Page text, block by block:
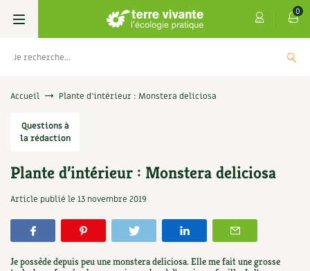
0
Livres
Permaculture, Jardin bio
Verger, arbres
Petit élevage
Les 4 saisons
Se réabonner
Offrir un abonnement
Les numéros
Graines, semences
Potagères
Aromatiques
Cartes cadeau
Centre Terre vivante
Découvrir le Centre
Infos & conseils
Accueil Plante d’intérieur : Monstera deliciosa
Questions à
la rédaction
Plante d’intérieur : Monstera deliciosa
Article publié le 13 novembre 2019
Je possède depuis peu une monstera deliciosa. Elle me fait une grosse
5,00€